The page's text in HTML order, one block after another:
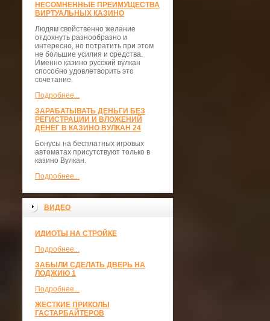
НЕСОМНЕННЫЕ ПРЕИМУЩЕСТВА
ВИРТУАЛЬНЫХ КАЗИНО
Людям свойственно желание
отдохнуть разнообразно и
интересно, но потратить при этом
не большие усилия и средства.
Именно казино русский вулкан
способно удовлетворить это
сочетание.
Подробнее...
ЗАРАБАТЫВАТЬ ДЕНЬГИ БЕЗ
РЕГИСТРАЦИИ И ВЛОЖЕНИЙ
ДЕНЕГ В КАЗИНО ВУЛКАН 24
Бонусы на бесплатных игровых
автоматах присутствуют только в
казино Вулкан.
Подробнее...
ВИДЕО
ИДИОТЫ НА СТРОЙКЕ
Подробнее...
ЗАБЫЛИ СДЕЛАТЬ ДВЕРЬ НА
ЛОДЖИЮ 1
Подробнее...
ЖЕСТКИЕ ПРИКОЛЫ
ГАСТАРБАЙТЕРОВ